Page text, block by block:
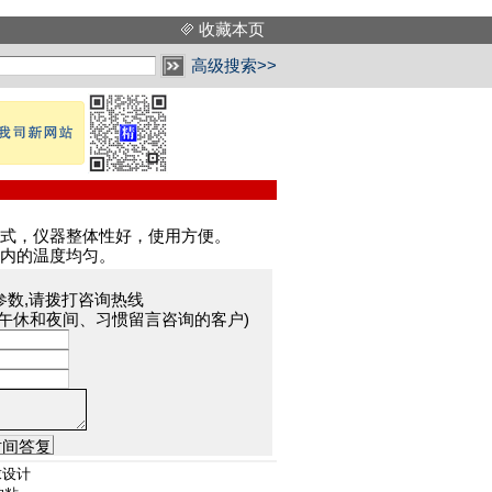
收藏本页
高级搜索>>
，仪器整体性好，使用方便。
的温度均匀。
数,请拨打咨询热线
休和夜间、习惯留言咨询的客户)
计